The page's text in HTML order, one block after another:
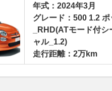
年式：2024年3月
グレード：500 1.2 ポ
_RHD(ATモード付シ
ャル_1.2)
走行距離：2万km